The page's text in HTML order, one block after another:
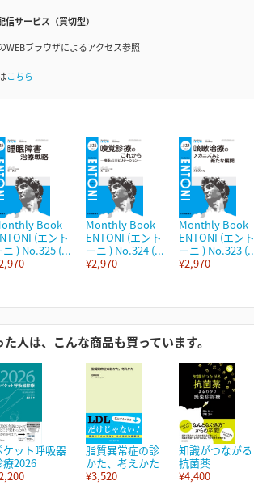
信サービス（買切型）
ブラウザによるアクセス参照
こちら
Book
(エント
ニ ) No.325 (...
Monthly Book
ENTONI (エント
ーニ ) No.324 (...
¥2,970
Monthly Book
ENTONI (エント
ーニ ) No.323
¥2,970
人は、こんな商品も買っています。
ケット呼吸器
療2026
脂質異常症の診
かた、考えかた
¥3,520
知識がつながる
抗菌薬
¥4,400